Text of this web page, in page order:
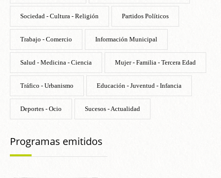
Sociedad - Cultura - Religión Partidos Políticos
Trabajo - Comercio Información Municipal
Salud - Medicina - Ciencia Mujer - Familia - Tercera Edad
Tráfico - Urbanismo Educación - Juventud - Infancia
Deportes - Ocio Sucesos - Actualidad
Programas emitidos